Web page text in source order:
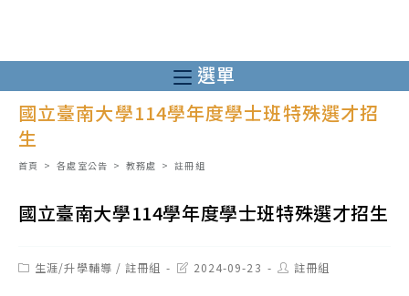
至
主
選單
國立臺南大學114學年度學士班特殊選才招
生
首頁 > 各處室公告 > 教務處 > 註冊組
國立臺南大學114學年度學士班特殊選才招生
Post生涯/升學輔導 / 註冊組
Post2024-09-23
Post註冊組